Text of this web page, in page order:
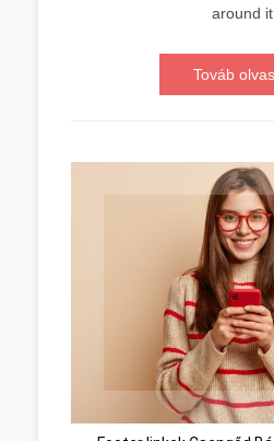
around it.
Továb